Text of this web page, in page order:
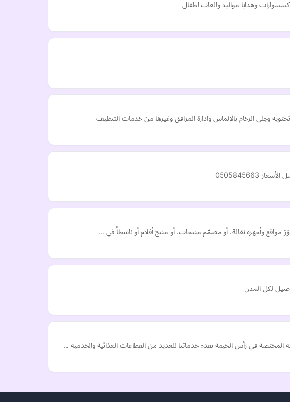
وهدايا مواليد والعاب اطفال
وجلي الرخام بالالماس وادارة المرافق وغيرها من خدمات التنظيف
مواقع وأجهزة نقالة، أو مصمّم منتجات، أو منتج أفلام أو ناشطاً في …
لكل المدن
في رأس الخيمة نقدم خدماتنا للعديد من القطاعات الغذائية والخدمية …